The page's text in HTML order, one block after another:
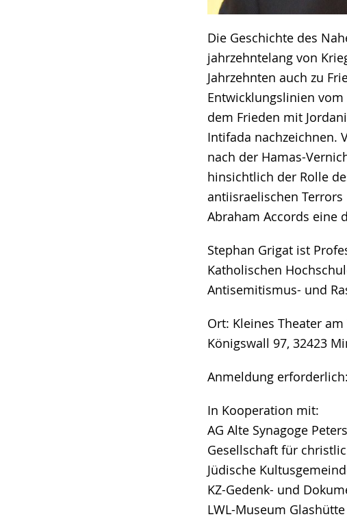
Die Geschichte des
jahrzehntelang von
Jahrzehnten auch zu
Entwicklungslinien
dem Frieden mit
Intifada nachzeichnen.
nach der Hamas-
hinsichtlich der Rolle
antiisraelischen
Abraham Accords eine
Stephan Grigat ist
Katholischen
Antisemitismus- und
Ort: Kleines Theater
Königswall 97, 32423
Anmeldung
In Kooperation mit:
AG Alte Synagoge
Gesellschaft für
Jüdische
KZ-Gedenk- und
LWL-Museum